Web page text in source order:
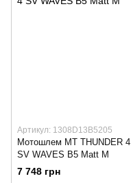
Артикул: 1308D13B5205
Мотошлем MT THUNDER 4
SV WAVES B5 Matt M
7 748 грн